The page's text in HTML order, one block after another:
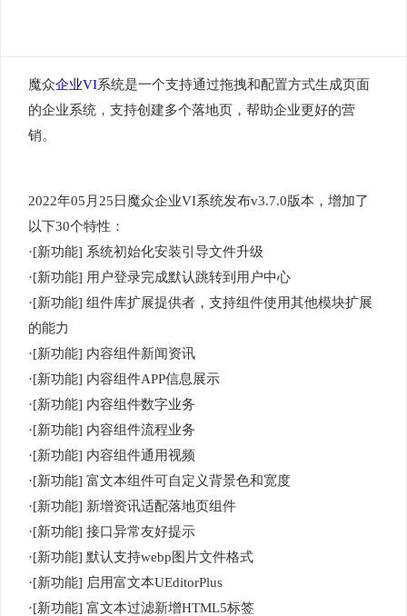
魔众企业VI系统是一个支持通过拖拽和配置方式生成页面
的企业系统，支持创建多个落地页，帮助企业更好的营
销。
2022年05月25日魔众企业VI系统发布v3.7.0版本，增加了
以下30个特性：
·[新功能] 系统初始化安装引导文件升级
·[新功能] 用户登录完成默认跳转到用户中心
·[新功能] 组件库扩展提供者，支持组件使用其他模块扩展
的能力
·[新功能] 内容组件新闻资讯
·[新功能] 内容组件APP信息展示
·[新功能] 内容组件数字业务
·[新功能] 内容组件流程业务
·[新功能] 内容组件通用视频
·[新功能] 富文本组件可自定义背景色和宽度
·[新功能] 新增资讯适配落地页组件
·[新功能] 接口异常友好提示
·[新功能] 默认支持webp图片文件格式
·[新功能] 启用富文本UEditorPlus
·[新功能] 富文本过滤新增HTML5标签